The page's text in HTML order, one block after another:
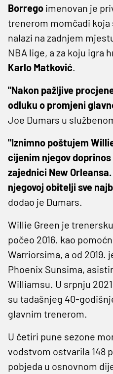
Borrego imenovan je
trenerom momčadi koja
nalazi na zadnjem
NBA lige, a za koju igra
Karlo Matković.
"Nakon pažljive
odluku o promjeni
Joe Dumars u
"Iznimno poštujem
cijenim njegov
zajednici New
njegovoj obitelji sve
dodao je Dumars.
Willie Green je
počeo 2016. kao
Warriorsima, a od 2019.
Phoenix Sunsima,
Williamsu. U srpnju
su tadašnjeg 40-
glavnim trenerom.
U četiri pune sezone
vodstvom ostvarila 148
pobjeda u osnovnom